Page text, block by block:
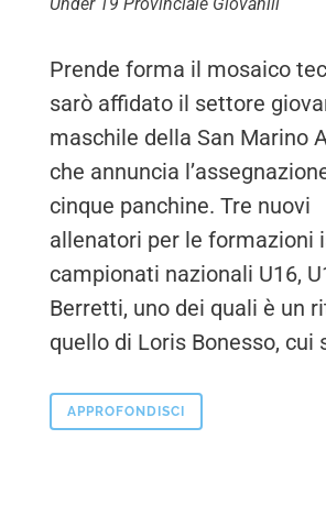
Prende forma il mosaico
sarò affidato il settore
maschile della San Marino
che annuncia
cinque panchine. Tre nuovi
allenatori per le formazioni
campionati nazionali U16,
Berretti, uno dei quali è un
quello di Loris Bonesso, cui
APPROFONDISCI